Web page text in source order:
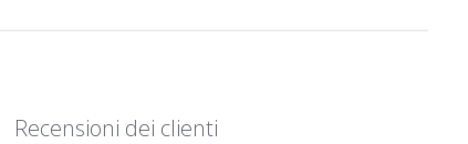
Recensioni dei clienti